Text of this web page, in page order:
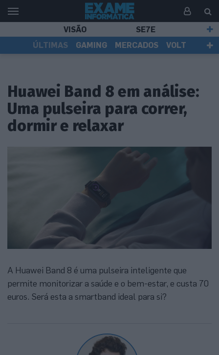
VISÃO
SE7E
ÚLTIMAS
GAMING MERCADOS
VOLT
Huawei Band 8 em análise:
Uma pulseira para correr,
dormir e relaxar
A Huawei Band 8 é uma pulseira inteligente que
permite monitorizar a saúde e o bem-estar, e custa 70
euros. Será esta a smartband ideal para si?